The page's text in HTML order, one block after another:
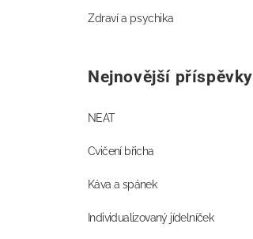
Zdraví a psychika
Nejnovější příspěvky
NEAT
Cvičení břicha
Káva a spánek
Individualizovaný jídelníček